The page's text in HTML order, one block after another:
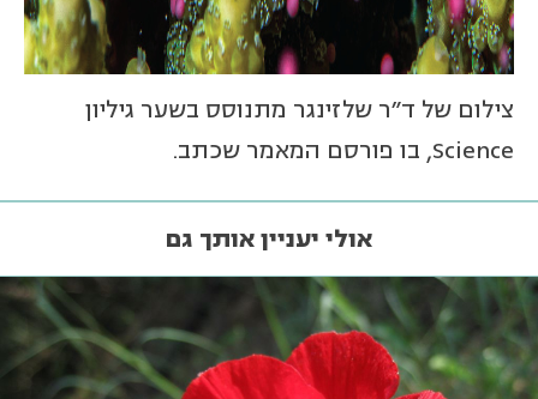
צילום של ד"ר שלזינגר מתנוסס בשער גיליון
Science, בו פורסם המאמר שכתב.
אולי יעניין אותך גם